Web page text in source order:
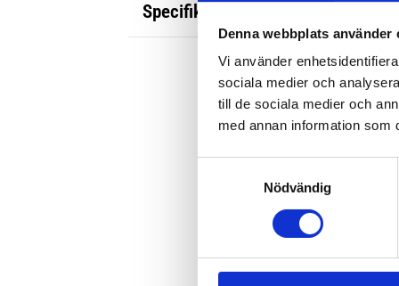
Denna webbplats använder
Vi använder
sociala medier och
till de sociala medier och
med annan information som
Nödvändig
Specifikationer